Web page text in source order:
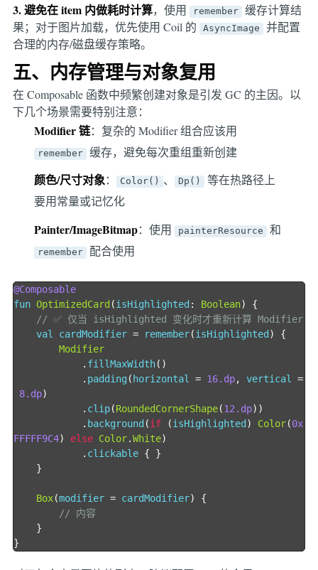
3. 避免在 item 内做耗时计算，使用 remember 缓存计算结
果；对于图片加载，优先使用 Coil 的
AsyncImage 并配置
合理的内存/磁盘缓存策略。
五、内存管理与对象复用
在 Composable 函数中频繁创建对象是引发 GC 的主因。以
下几个场景需要特别注意：
Modifier 链：复杂的 Modifier 组合应该用
remember 缓存，避免每次重组重新创建
颜色/尺寸对象： Color() 、 Dp()
等在热路径上
要用常量或记忆化
Painter/ImageBitmap：使用 painterResource 和
remember 配合使用
@Composable
fun OptimizedCard (isHighlighted : Boolean)
{
// ✅ 仅当 isHighlighted 变化时才重新计算 Modifier
val cardModifier = remember(isHighlighted )
{
Modifier
. fillMaxWidth()
. padding ( horizontal = 16.dp, vertical =
8.dp)
. clip(RoundedCornerShape(12.dp))
. background (if (isHighlighted ) Color(0x
FFFFF9C4) else Color.White)
. clickable {
}
}
Box(modifier = cardModifier)
{
// 内容
}
}